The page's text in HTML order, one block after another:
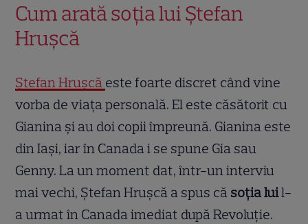
Cum arată soția lui Ștefan
Hrușcă
Ștefan Hrușcă este foarte discret când vine
vorba de viața personală. El este căsătorit cu
Gianina și au doi copii împreună. Gianina este
din Iași, iar în Canada i se spune Gia sau
Genny. La un moment dat, într-un interviu
mai vechi, Ștefan Hrușcă a spus că soția luil-
a urmat în Canada imediat după Revoluție.